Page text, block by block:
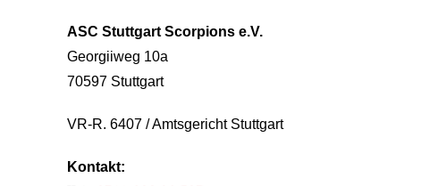
ASC Stuttgart Scorpions e.V.
Georgiiweg 10a
70597 Stuttgart
VR-R. 6407 / Amtsgericht Stuttgart
Kontakt: